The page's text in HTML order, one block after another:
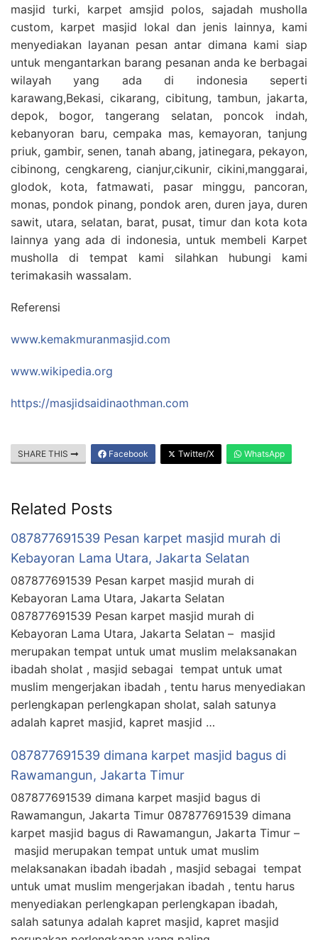
masjid turki, karpet amsjid polos, sajadah musholla
custom, karpet masjid lokal dan jenis lainnya, kami
menyediakan layanan pesan antar dimana kami siap
untuk mengantarkan barang pesanan anda ke berbagai
wilayah yang ada di indonesia seperti
karawang,Bekasi, cikarang, cibitung, tambun, jakarta,
depok, bogor, tangerang selatan, poncok indah,
kebanyoran baru, cempaka mas, kemayoran, tanjung
priuk, gambir, senen, tanah abang, jatinegara, pekayon,
cibinong, cengkareng, cianjur,cikunir, cikini,manggarai,
glodok, kota, fatmawati, pasar minggu, pancoran,
monas, pondok pinang, pondok aren, duren jaya, duren
sawit, utara, selatan, barat, pusat, timur dan kota kota
lainnya yang ada di indonesia, untuk membeli Karpet
musholla di tempat kami silahkan hubungi kami
terimakasih wassalam.
Referensi
www.kemakmuranmasjid.com
www.wikipedia.org
https://masjidsaidinaothman.com
SHARE THIS Facebook Twitter/X WhatsApp
Related Posts
087877691539 Pesan karpet masjid murah di
Kebayoran Lama Utara, Jakarta Selatan
087877691539 Pesan karpet masjid murah di
Kebayoran Lama Utara, Jakarta Selatan
087877691539 Pesan karpet masjid murah di
Kebayoran Lama Utara, Jakarta Selatan – masjid
merupakan tempat untuk umat muslim melaksanakan
ibadah sholat , masjid sebagai tempat untuk umat
muslim mengerjakan ibadah , tentu harus menyediakan
perlengkapan perlengkapan sholat, salah satunya
adalah kapret masjid, kapret masjid …
087877691539 dimana karpet masjid bagus di
Rawamangun, Jakarta Timur
087877691539 dimana karpet masjid bagus di
Rawamangun, Jakarta Timur 087877691539 dimana
karpet masjid bagus di Rawamangun, Jakarta Timur –
masjid merupakan tempat untuk umat muslim
melaksanakan ibadah ibadah , masjid sebagai tempat
untuk umat muslim mengerjakan ibadah , tentu harus
menyediakan perlengkapan perlengkapan ibadah,
salah satunya adalah kapret masjid, kapret masjid